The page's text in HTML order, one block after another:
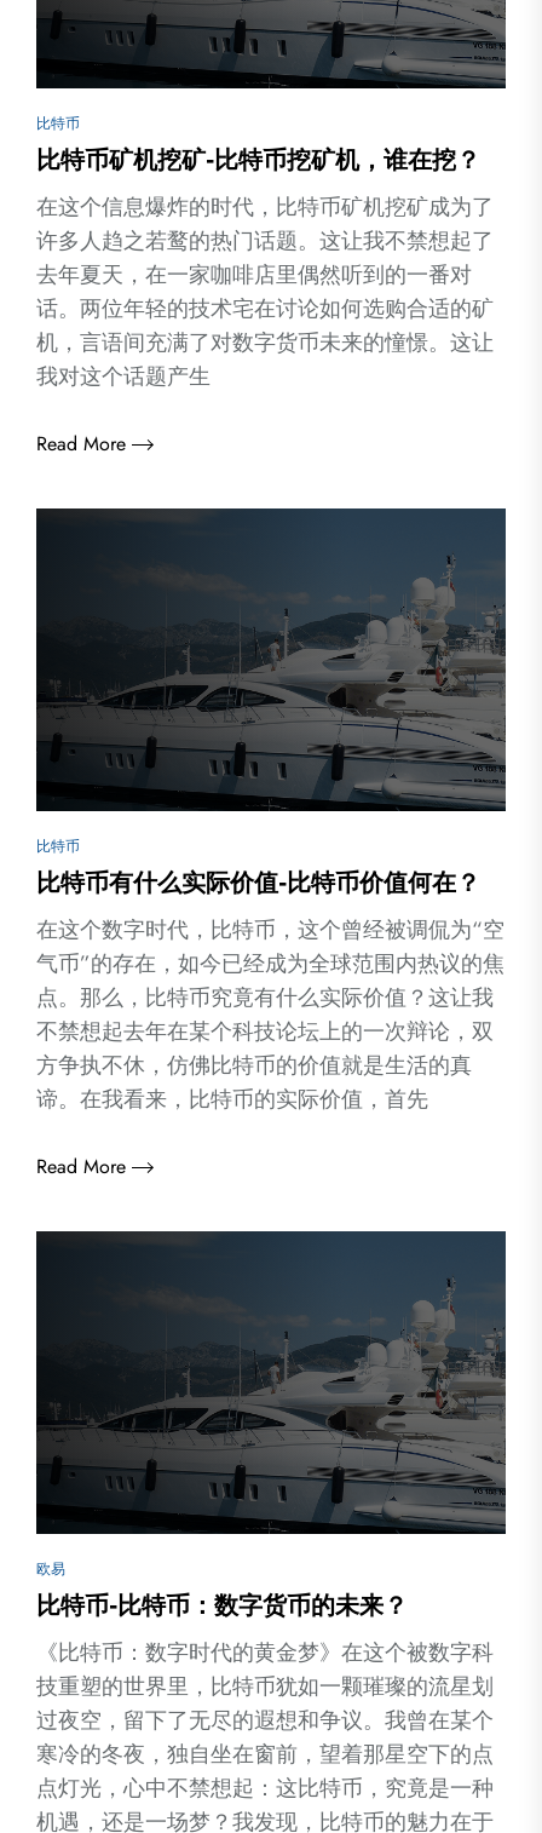
比特币
比特币矿机挖矿-比特币挖矿机，谁在挖？
在这个信息爆炸的时代，比特币矿机挖矿成为了
许多人趋之若鹜的热门话题。这让我不禁想起了
去年夏天，在一家咖啡店里偶然听到的一番对
话。两位年轻的技术宅在讨论如何选购合适的矿
机，言语间充满了对数字货币未来的憧憬。这让
我对这个话题产生
Read More
比特币
比特币有什么实际价值-比特币价值何在？
在这个数字时代，比特币，这个曾经被调侃为“空
气币”的存在，如今已经成为全球范围内热议的焦
点。那么，比特币究竟有什么实际价值？这让我
不禁想起去年在某个科技论坛上的一次辩论，双
方争执不休，仿佛比特币的价值就是生活的真
谛。在我看来，比特币的实际价值，首先
Read More
欧易
比特币-比特币：数字货币的未来？
《比特币：数字时代的黄金梦》在这个被数字科
技重塑的世界里，比特币犹如一颗璀璨的流星划
过夜空，留下了无尽的遐想和争议。我曾在某个
寒冷的冬夜，独自坐在窗前，望着那星空下的点
点灯光，心中不禁想起：这比特币，究竟是一种
机遇，还是一场梦？我发现，比特币的魅力在于